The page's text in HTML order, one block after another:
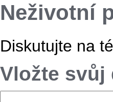
Neživotní
Diskutujte na
Vložte svůj